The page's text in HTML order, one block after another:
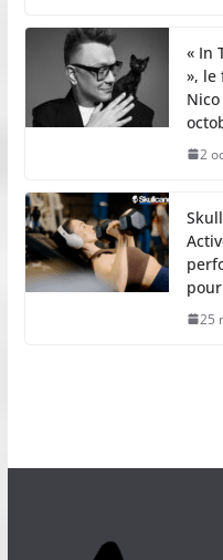
« In
», le
2
25